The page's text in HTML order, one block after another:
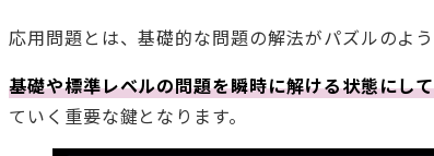
応用問題とは、基礎的な問題の解法がパズルのよ
基礎や標準レベルの問題を瞬時に解ける状態にし
ていく重要な鍵となります。